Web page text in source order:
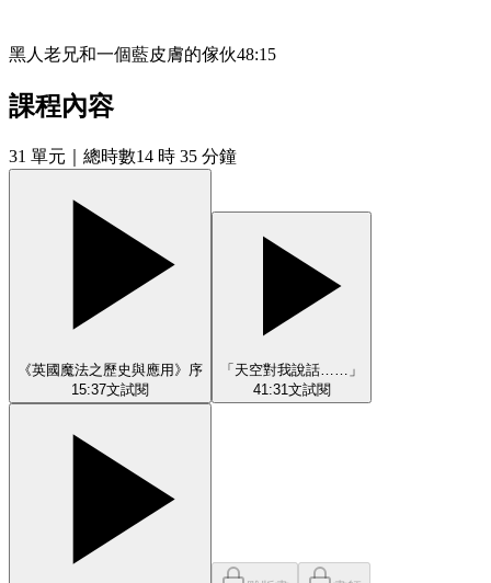
黑人老兄和一個藍皮膚的傢伙48:15
課程內容
31 單元 ｜總時數14 時 35 分鐘
《英國魔法之歷史與應用》序
15:37文試閱
「天空對我說話……」
41:31 文試閱